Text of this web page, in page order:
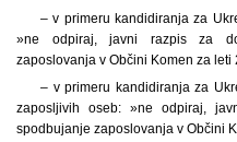
– v primeru kandidiranja za
»ne odpiraj, javni razpis za
zaposlovanja v Občini Komen za
– v primeru kandidiranja za
zaposljivih oseb: »ne odpiraj,
spodbujanje zaposlovanja v Občini